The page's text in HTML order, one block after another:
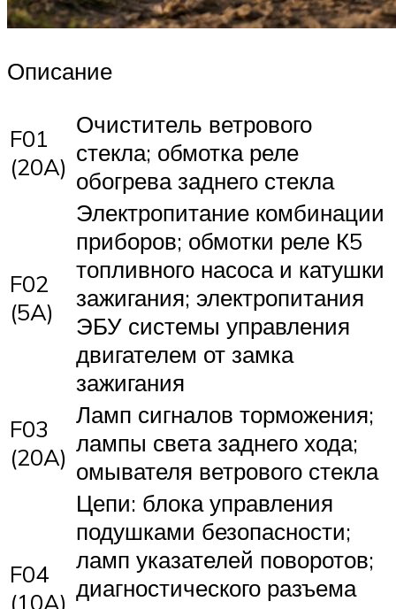
Описание
F01
(20A)
Очиститель ветрового
стекла; обмотка реле
обогрева заднего стекла
F02
(5A)
Электропитание комбинации
приборов; обмотки реле К5
топливного насоса и катушки
зажигания; электропитания
ЭБУ системы управления
двигателем от замка
зажигания
F03
(20A)
Ламп сигналов торможения;
лампы света заднего хода;
омывателя ветрового стекла
F04
(10A)
Цепи: блока управления
подушками безопасности;
ламп указателей поворотов;
диагностического разъема